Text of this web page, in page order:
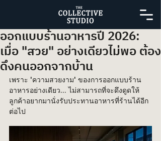
ออกแบบร้านอาหารปี 2026:
เมื่อ "สวย" อย่างเดียวไม่พอ ต้อง
ดึงคนออกจากบ้าน
เพราะ 'ความสวยงาม' ของการออกแบบร้าน
อาหารอย่างเดียว... ไม่สามารถที่จะดึงดูดให้
ลูกค้าอยากมานั่งรับประทานอาหารที่ร้านได้อีก
ต่อไป